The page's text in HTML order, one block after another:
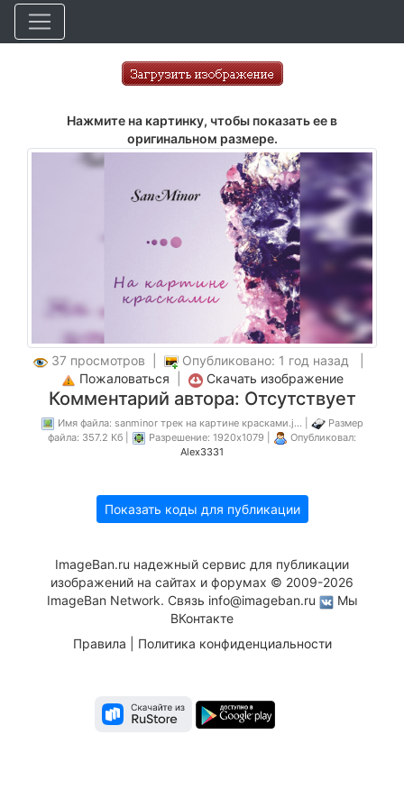
Нажмите на картинку, чтобы показать ее в
оригинальном размере.
37 просмотров |
Опубликовано: 1 год назад |
Пожаловаться
Скачать изображение
Комментарий автора: Отсутствует
Имя файла: sanminor трек на картине красками.j... |
Размер
файла: 357.2 Кб |
Разрешение: 1920x1079 |
Опубликовал:
Alex3331
Показать коды для публикации
ImageBan.ru надежный сервис для публикации
изображений на сайтах и форумах © 2009-2026
ImageBan Network. Связь info@imageban.ru
Мы
ВКонтакте
Правила
Политика конфиденциальности